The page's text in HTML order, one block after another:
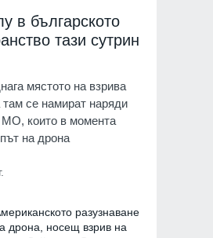
в българското
тази сутрин
мястото на взрива
се намират наряди
МО, които в момента
на дрона
разузнаване
дрона, носещ взрив на